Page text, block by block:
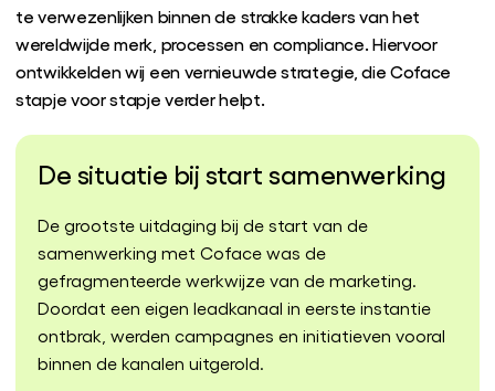
te verwezenlijken binnen de strakke kaders van het
wereldwijde merk, processen en compliance. Hiervoor
ontwikkelden wij een vernieuwde strategie, die Coface
stapje voor stapje verder helpt.
De situatie bij start samenwerking
De grootste uitdaging bij de start van de
samenwerking met Coface was de
gefragmenteerde werkwijze van de marketing.
Doordat een eigen leadkanaal in eerste instantie
ontbrak, werden campagnes en initiatieven vooral
binnen de kanalen uitgerold.